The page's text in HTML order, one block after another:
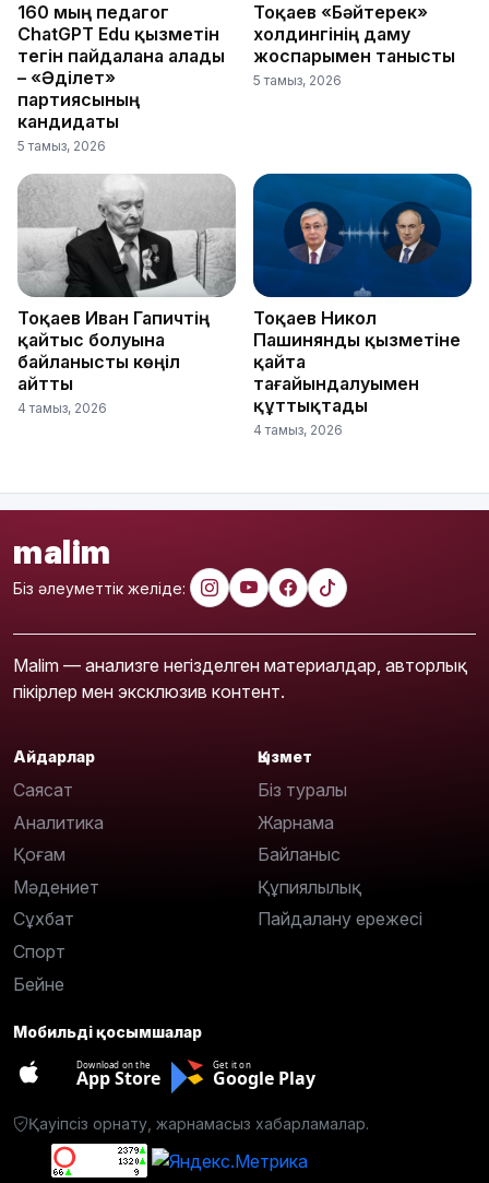
160 мың педагог
ChatGPT Edu қызметін
тегін пайдалана алады
– «Әділет»
партиясының
кандидаты
5 тамыз, 2026
Тоқаев «Бәйтерек»
холдингінің даму
жоспарымен танысты
5 тамыз, 2026
Тоқаев Иван Гапичтің
қайтыс болуына
байланысты көңіл
айтты
4 тамыз, 2026
Тоқаев Никол
Пашинянды қызметіне
қайта
тағайындалуымен
құттықтады
4 тамыз, 2026
malim
Біз әлеуметтік желіде:
Malim — анализге негізделген материалдар, авторлық
пікірлер мен эксклюзив контент.
Айдарлар
Саясат
Аналитика
Қоғам
Мәдениет
Сұхбат
Спорт
Бейне
Қызмет
Біз туралы
Жарнама
Байланыс
Құпиялылық
Пайдалану ережесі
Мобильді қосымшалар
Download on the
App Store
Get it on
Google Play
Қауіпсіз орнату, жарнамасыз хабарламалар.